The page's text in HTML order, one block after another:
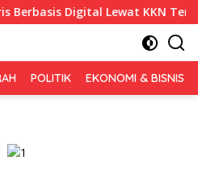
Digital Lewat KKN Tematik di
POLITIK EKONOMI & BISNIS